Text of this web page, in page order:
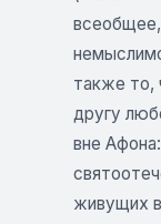
всеобщее,
также то,
другу
вне
живущих